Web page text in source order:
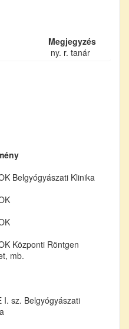
Megjegyzés
ny. r. tanár
Belgyógyászati Klinika
Központi Röntgen
mb.
I. sz. Belgyógyászati